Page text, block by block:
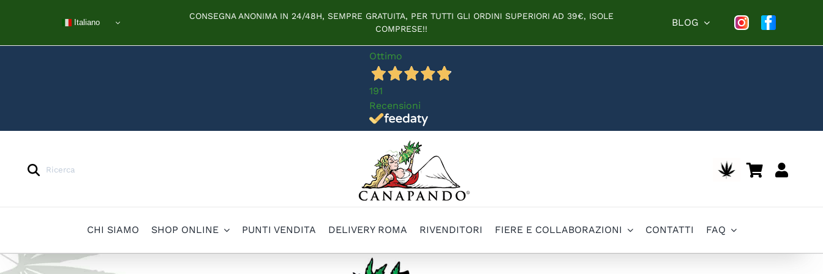
Italiano
CONSEGNA ANONIMA IN 24/48H, SEMPRE GRATUITA, PER TUTTI GLI ORDINI SUPERIORI AD 39€, ISOLE
COMPRESE!!
BLOG
Ottimo
191
Recensioni
Products
search
CHI SIAMO SHOP ONLINE PUNTI VENDITA DELIVERY ROMA RIVENDITORI FIERE E COLLABORAZIONI CONTATTI FAQ